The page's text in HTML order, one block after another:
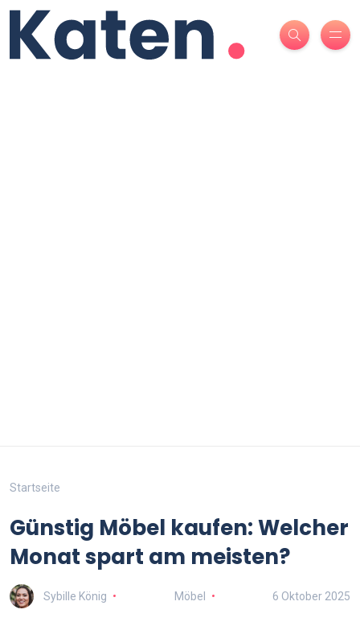
Startseite
Günstig Möbel kaufen: Welcher
Monat spart am meisten?
Sybille König Möbel 6 Oktober 2025